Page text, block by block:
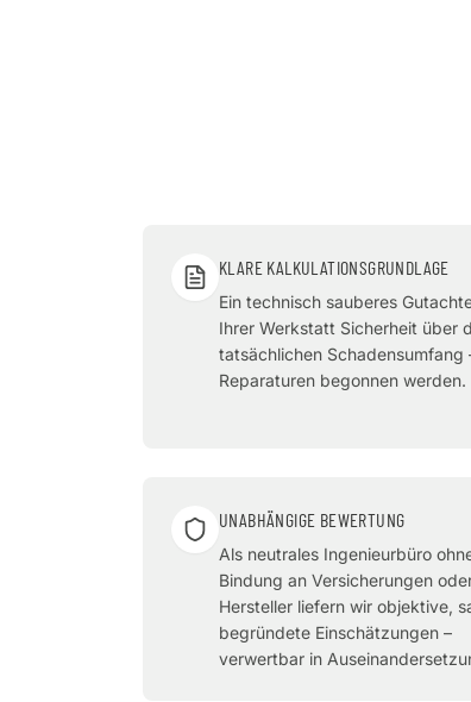
KLARE KALKULATIONSGRUNDLAGE
Ein technisch sauberes
Ihrer Werkstatt Sicherheit über
tatsächlichen Schadensumfang
Reparaturen begonnen werden.
UNABHÄNGIGE BEWERTUNG
Als neutrales Ingenieurbüro
Bindung an Versicherungen
Hersteller liefern wir objektive,
begründete Einschätzungen –
verwertbar in